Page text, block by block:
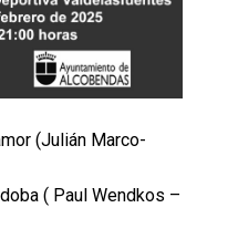
(Julián Marco-
( Paul Wendkos –